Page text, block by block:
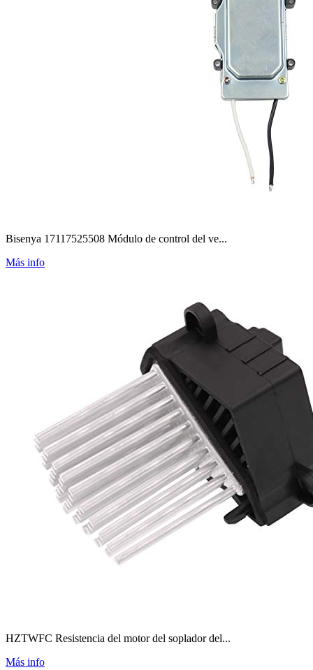
Bisenya 17117525508 Módulo de control del ve...
Más info
HZTWFC Resistencia del motor del soplador del...
Más info